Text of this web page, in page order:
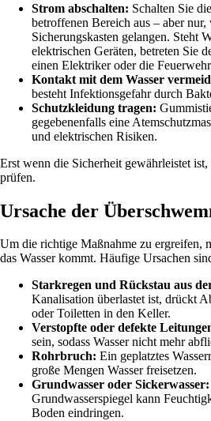
Strom abschalten: Schalten Sie
betroffenen Bereich aus – aber
Sicherungskasten gelangen. Steht
elektrischen Geräten, betreten Sie
einen Elektriker oder die
Kontakt mit dem Wasser
besteht Infektionsgefahr durch
Schutzkleidung tragen:
gegebenenfalls eine
und elektrischen Risiken.
Erst wenn die Sicherheit gewährleistet
prüfen.
Ursache der
Um die richtige Maßnahme zu ergreifen,
das Wasser kommt. Häufige Ursachen
Starkregen und Rückstau aus
Kanalisation überlastet ist, drückt
oder Toiletten in den Keller.
Verstopfte oder defekte
sein, sodass Wasser nicht mehr
Rohrbruch: Ein geplatztes
große Mengen Wasser freisetzen.
Grundwasser oder Sickerwasser:
Grundwasserspiegel kann
Boden eindringen.